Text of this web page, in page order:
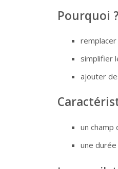
Pourquoi ?
simplifier
ajouter
un champ
une